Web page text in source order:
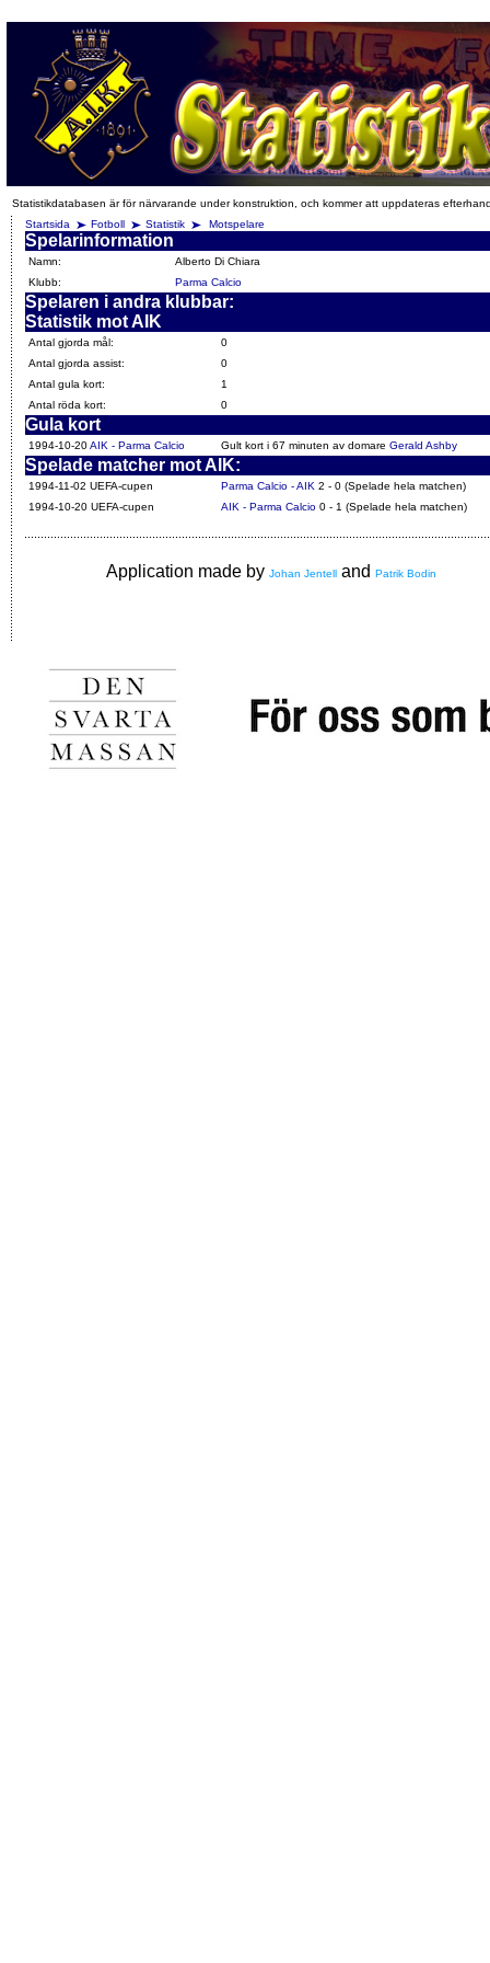
Statistikdatabasen är för närvarande under konstruktion, och kommer att uppdateras
Startsida
Fotboll Statistik Motspelare
Spelarinformation
Namn:
Alberto Di Chiara
Klubb:
Parma Calcio
Spelaren i andra klubbar:
Statistik mot AIK
Antal gjorda mål:
0
Antal gjorda assist:
0
Antal gula kort:
1
Antal röda kort:
0
Gula kort
1994-10-20AIK - Parma Calcio Gult kort i 67 minuten av domare Gerald Ashby
Spelade matcher mot AIK:
1994-11-02 UEFA-cupen Parma Calcio - AIK 2 - 0 (Spelade hela matchen)
1994-10-20 UEFA-cupen
AIK - Parma Calcio 0 - 1 (Spelade hela matchen)
Application made by Johan Jentell and Patrik Bodin